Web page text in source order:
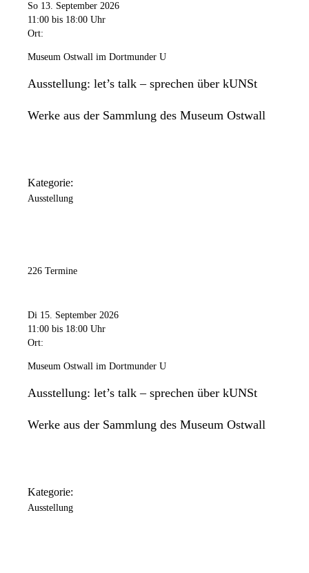
So 13. September 2026
11:00 bis 18:00 Uhr
Ort:
Museum Ostwall im Dortmunder U
Ausstellung: let’s talk – sprechen über kUNSt
Werke aus der Sammlung des Museum Ostwall
Kategorie:
Ausstellung
226 Termine
Di 15. September 2026
11:00 bis 18:00 Uhr
Ort:
Museum Ostwall im Dortmunder U
Ausstellung: let’s talk – sprechen über kUNSt
Werke aus der Sammlung des Museum Ostwall
Kategorie:
Ausstellung